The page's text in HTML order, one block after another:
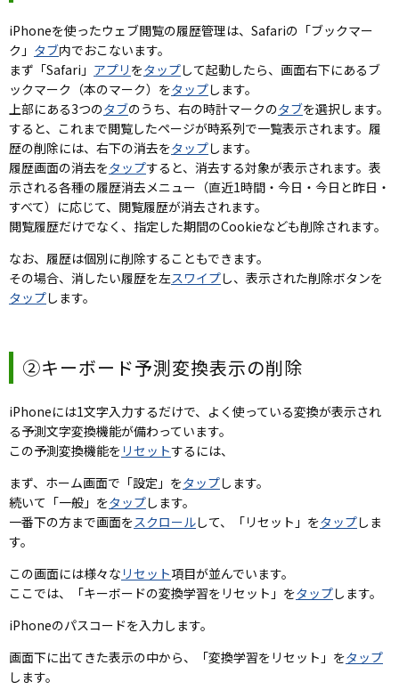
iPhoneを使ったウェブ閲覧の履歴管理は、Safariの「ブックマー
ク」 タブ内でおこないます。
まず「Safari」 アプリ をタップして起動したら、画面右下にあるブ
ックマーク（本のマーク）をタップします。
上部にある3つのタブのうち、右の時計マークのタブを選択します。
すると、これまで閲覧したページが時系列で一覧表示されます。履
歴の削除には、右下の消去をタップします。
履歴画面の消去をタップすると、消去する対象が表示されます。表
示される各種の履歴消去メニュー（直近1時間・今日・今日と昨日・
すべて）に応じて、閲覧履歴が消去されます。
閲覧履歴だけでなく、指定した期間のCookieなども削除されます。
なお、履歴は個別に削除することもできます。
その場合、消したい履歴を左スワイプし、表示された削除ボタンを
タップします。
②キーボード予測変換表示の削除
iPhoneには1文字入力するだけで、よく使っている変換が表示され
る予測文字変換機能が備わっています。
この予測変換機能を リセットするには、
まず、ホーム画面で「設定」をタップします。
続いて「一般」をタップします。
一番下の方まで画面をスクロールして、「リセット」をタップしま
す。
この画面には様々な リセット項目が並んでいます。
ここでは、「キーボードの変換学習をリセット」をタップします。
iPhoneのパスコードを入力します。
画面下に出てきた表示の中から、「変換学習をリセット」をタップ
します。